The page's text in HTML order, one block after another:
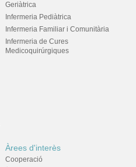
Geriàtrica
Infermeria Pediàtrica
Infermeria Familiar i Comunitària
Infermeria de Cures
Medicoquirúrgiques
Àrees d'interès
Cooperació